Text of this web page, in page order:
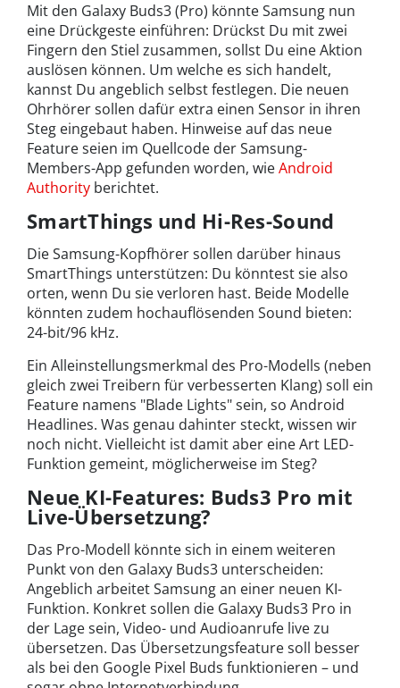
Mit den Galaxy Buds3 (Pro) könnte Samsung nun
eine Drückgeste einführen: Drückst Du mit zwei
Fingern den Stiel zusammen, sollst Du eine Aktion
auslösen können. Um welche es sich handelt,
kannst Du angeblich selbst festlegen. Die neuen
Ohrhörer sollen dafür extra einen Sensor in ihren
Steg eingebaut haben. Hinweise auf das neue
Feature seien im Quellcode der Samsung-
Members-App gefunden worden, wieAndroid
Authority berichtet.
SmartThings und Hi-Res-Sound
Die Samsung-Kopfhörer sollen darüber hinaus
SmartThings unterstützen: Du könntest sie also
orten, wenn Du sie verloren hast. Beide Modelle
könnten zudem hochauflösenden Sound bieten:
24-bit/96 kHz.
Ein Alleinstellungsmerkmal des Pro-Modells (neben
gleich zwei Treibern für verbesserten Klang) soll ein
Feature namens "Blade Lights" sein, so Android
Headlines. Was genau dahinter steckt, wissen wir
noch nicht. Vielleicht ist damit aber eine Art LED-
Funktion gemeint, möglicherweise im Steg?
Neue KI-Features: Buds3 Pro mit
Live-Übersetzung?
Das Pro-Modell könnte sich in einem weiteren
Punkt von den Galaxy Buds3 unterscheiden:
Angeblich arbeitet Samsung an einer neuen KI-
Funktion. Konkret sollen die Galaxy Buds3 Pro in
der Lage sein, Video- und Audioanrufe live zu
übersetzen. Das Übersetzungsfeature soll besser
als bei den Google Pixel Buds funktionieren – und